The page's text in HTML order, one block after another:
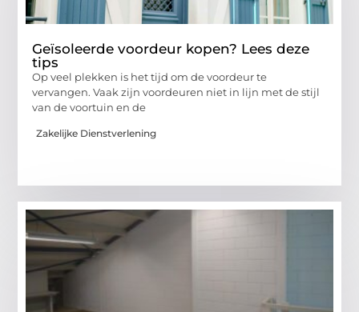
Geïsoleerde voordeur kopen? Lees deze
tips
Op veel plekken is het tijd om de voordeur te
vervangen. Vaak zijn voordeuren niet in lijn met de stijl
van de voortuin en de
Zakelijke Dienstverlening